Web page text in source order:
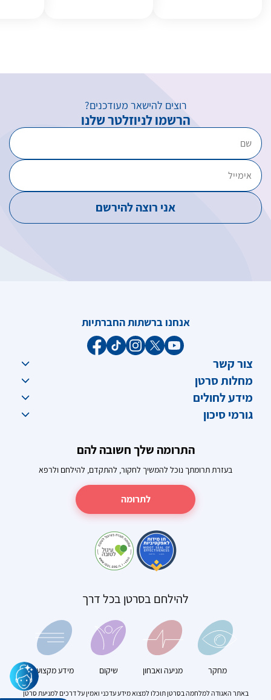
רוצים להישאר מעודכנים?
הרשמו לניוזלטר שלנו
מחלות סרטן
מידע לחולים
גורמי סיכון
צור קשר
אנחנו ברשתות החברתיות
התרומה שלך חשובה להם
בעזרת תרומתך נוכל להמשיך לחקור, להתקדם, להילחם ולרפא
לתרומה
באתר האגודה למלחמה בסרטן תוכלו למצוא מידע עדכני ואמין על דרכים למניעת סרטן
להילחם בסרטן בכל דרך
מחקר מניעה ואבחון שיקום מידע מקצועי